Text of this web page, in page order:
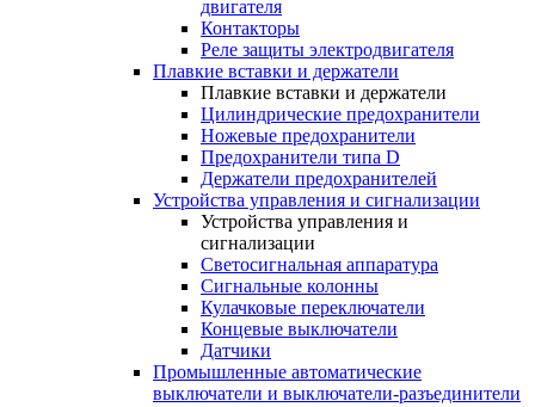
двигателя
Контакторы
Реле защиты электродвигателя
Плавкие вставки и держатели
Плавкие вставки и держатели
Цилиндрические предохранители
Ножевые предохранители
Предохранители типа D
Держатели предохранителей
Устройства управления и сигнализации
Устройства управления и
сигнализации
Светосигнальная аппаратура
Сигнальные колонны
Кулачковые переключатели
Концевые выключатели
Датчики
Промышленные автоматические
выключатели и выключатели-разъединители